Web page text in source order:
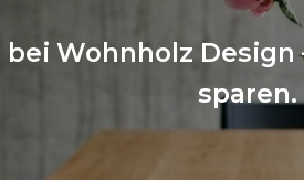
bei Wohnholz
sparen.